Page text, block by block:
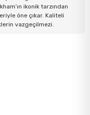
ikonik tarzından
öne çıkar. Kaliteli
vazgeçilmezi.